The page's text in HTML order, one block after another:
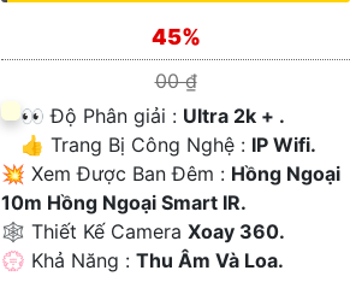
45%
00 ₫
️👀 Độ Phân giải : Ultra 2k + .
👍 Trang Bị Công Nghệ : IP Wifi.
💥 Xem Được Ban Đêm : Hồng Ngoại
10m Hồng Ngoại Smart IR.
🕸️ Thiết Kế Camera Xoay 360.
️💮 Khả Năng : Thu Âm Và Loa.